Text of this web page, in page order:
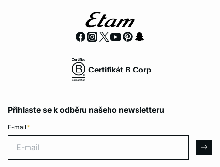
Certifikát B Corp
Přihlaste se k odběru našeho newsletteru
E-mail *